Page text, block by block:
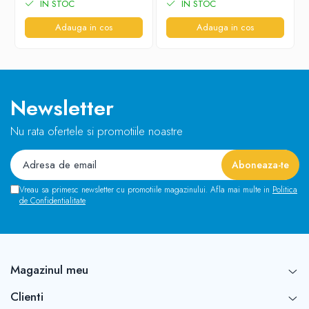
IN STOC
Adauga in cos
IN STOC
Adauga in cos
Newsletter
Nu rata ofertele si promotiile noastre
Vreau sa primesc newsletter cu promotiile magazinului. Afla mai multe in Politica
de Confidentialitate
Magazinul meu
Clienti